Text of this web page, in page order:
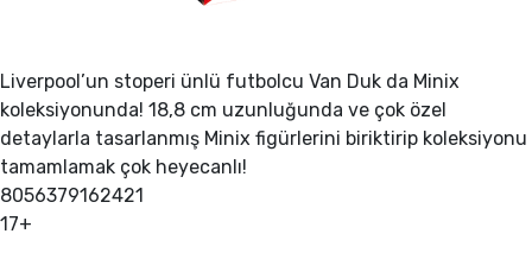
Liverpool’un stoperi ünlü futbolcu Van Duk da Minix
koleksiyonunda! 18,8 cm uzunluğunda ve çok özel
detaylarla tasarlanmış Minix figürlerini biriktirip koleksiyonu
tamamlamak çok heyecanlı!
8056379162421
17+